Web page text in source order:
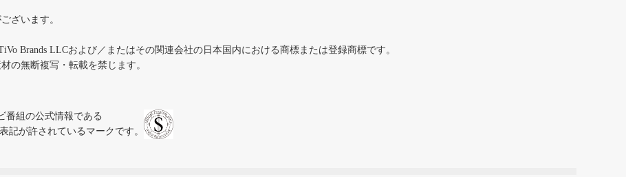
ざいます。
Brands LLCおよび／またはその関連会社の日本国内における商標または登録商標です。
の無断複写・転載を禁じます。
番組の公式情報である
記が許されているマークです。